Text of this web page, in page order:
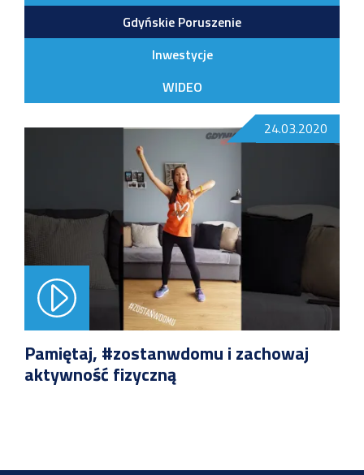
Gdyńskie Poruszenie
Inwestycje
WIDEO
Pamiętaj, #zostanwdomu i zachowaj
aktywność fizyczną
24.03.2020